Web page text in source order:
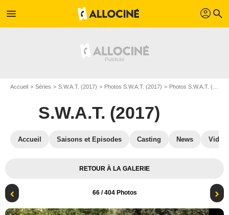
menu profil search
Accueil Séries S.W.A.T. (2017) Photos S.W.A.T. (2017) Photos S.W.A.T. (2017) S05
S.W.A.T. (2017)
Accueil Saisons et Episodes Casting News
RETOUR À LA GALERIE
66/ 404 Photos